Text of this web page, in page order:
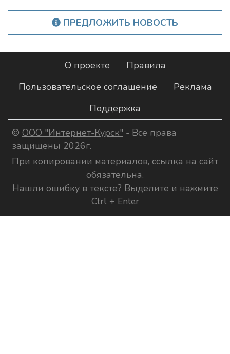
ПРЕДЛОЖИТЬ НОВОСТЬ
О проекте
Правила
Пользовательское соглашение
Реклама
Поддержка
© ООО "Интернет-Курск" - Все права
защищены 2026г.
При копировании материалов, ссылка на сайт
обязательна.
Нашли ошибку в тексте? Выделите и нажмите
Ctrl + Enter